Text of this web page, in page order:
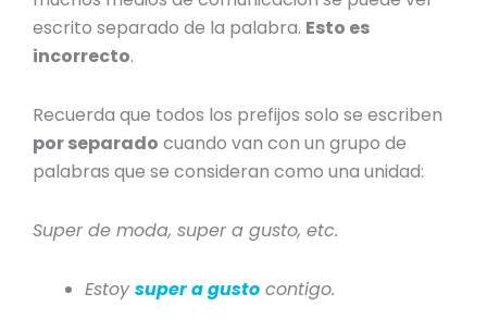
escrito separado de la palabra. Esto es
incorrecto.
Recuerda que todos los prefijos solo se escriben
por separado cuando van con un grupo de
palabras que se consideran como una unidad:
Super de moda, super a gusto, etc.
Estoysuper a gusto contigo.